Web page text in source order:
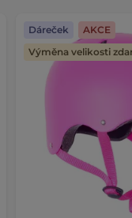
Dáreček
AKCE
Výměna velikosti